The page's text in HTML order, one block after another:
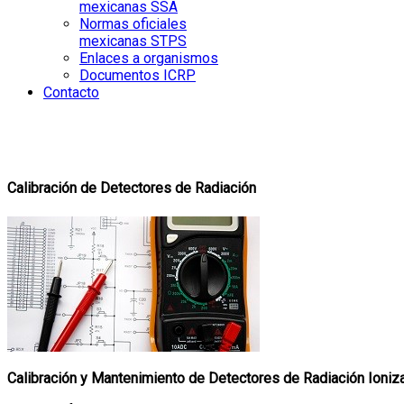
mexicanas SSA
Normas oficiales
mexicanas STPS
Enlaces a organismos
Documentos ICRP
Contacto
Calibración de Detectores de Radiación
Calibración y Mantenimiento de Detectores de Radiación